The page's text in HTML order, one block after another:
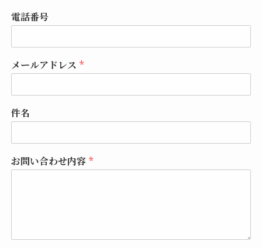
電話番号
メールアドレス *
件名
お問い合わせ内容 *